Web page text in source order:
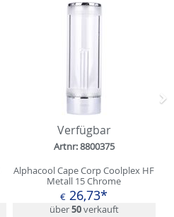
Verfügbar
Artnr: 8800375
Alphacool Cape Corp Coolplex HF
Metall 15 Chrome
€ 26,73*
über50verkauft